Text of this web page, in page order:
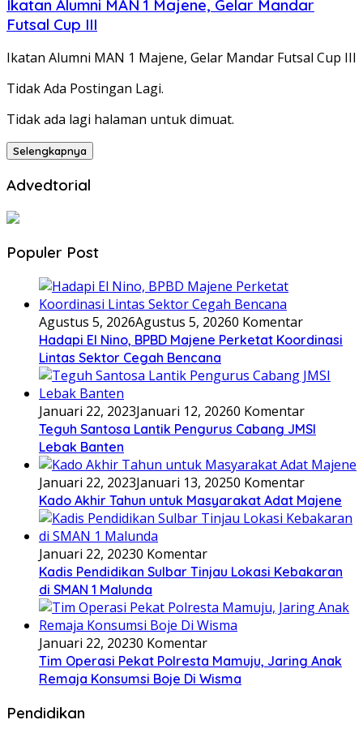
Ikatan Alumni MAN 1 Majene, Gelar Mandar
Futsal Cup III
Ikatan Alumni MAN 1 Majene, Gelar Mandar Futsal Cup III
Tidak Ada Postingan Lagi.
Tidak ada lagi halaman untuk dimuat.
Selengkapnya
Advedtorial
Populer Post
Agustus 5, 2026Agustus 5, 20260 Komentar
Hadapi El Nino, BPBD Majene Perketat Koordinasi
Lintas Sektor Cegah Bencana
Januari 22, 2023Januari 12, 20260 Komentar
Teguh Santosa Lantik Pengurus Cabang JMSI
Lebak Banten
Januari 22, 2023Januari 13, 20250 Komentar
Kado Akhir Tahun untuk Masyarakat Adat Majene
Januari 22, 20230 Komentar
Kadis Pendidikan Sulbar Tinjau Lokasi Kebakaran
di SMAN 1 Malunda
Januari 22, 20230 Komentar
Tim Operasi Pekat Polresta Mamuju, Jaring Anak
Remaja Konsumsi Boje Di Wisma
Pendidikan